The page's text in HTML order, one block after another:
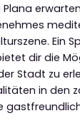
Ein
dir die
Stadt zu
in den